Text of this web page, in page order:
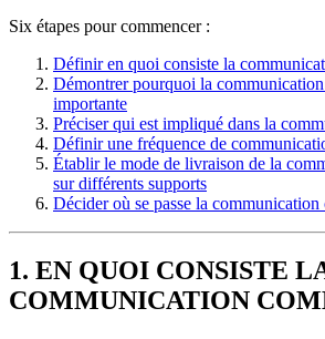
Six étapes pour commencer :
Définir en quoi consiste la
Démontrer pourquoi la
importante
Préciser qui est impliqué dans la
Définir une fréquence de
Établir le mode de livraison de la
sur différents supports
Décider où se passe la communication
1. EN QUOI CONSISTE
COMMUNICATION